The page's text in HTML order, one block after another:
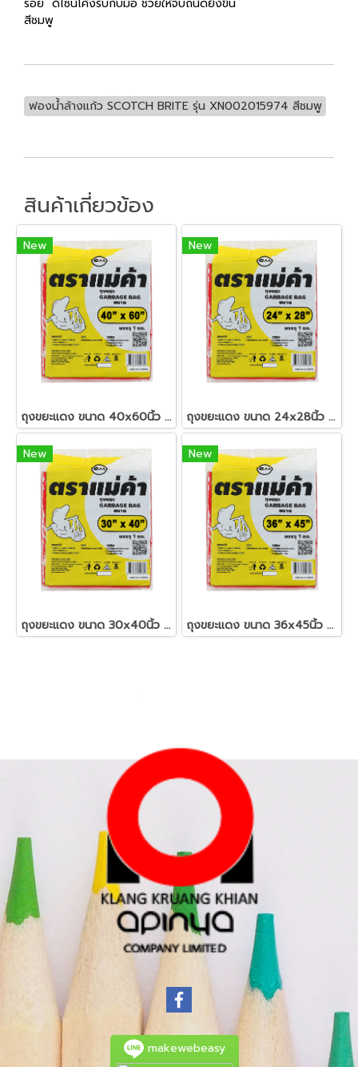
สีชมพู
ฟองน้ำล้างแก้ว SCOTCH BRITE รุ่น XN002015974 สีชมพู
สินค้าเกี่ยวข้อง
New
ถุงขยะแดง ขนาด 40x60นิ้ว ตราแม่ค้า
New
ถุงขยะแดง ขนาด 24x28นิ้ว ตราแม่ค้า
New
ถุงขยะแดง ขนาด 30x40นิ้ว ตราแม่ค้า
New
ถุงขยะแดง ขนาด 36x45นิ้ว ตราแม่ค้า
makewebeasy